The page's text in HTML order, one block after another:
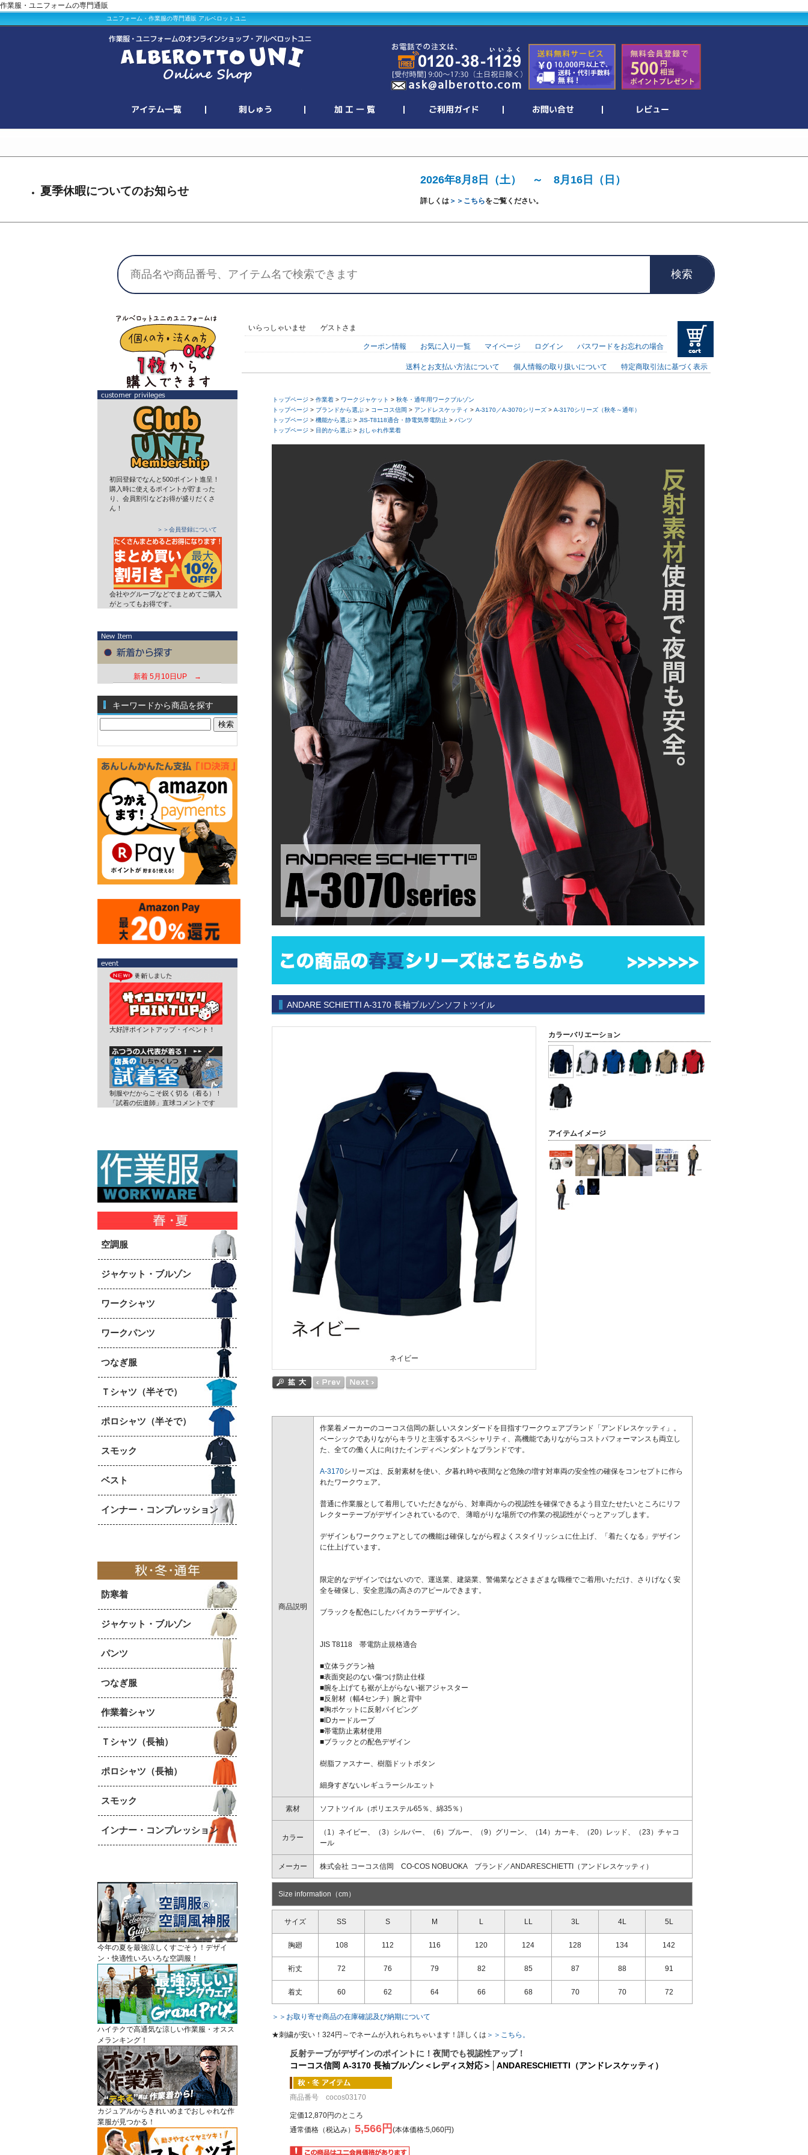
作業服・ユニフォームの専門通販
ユニフォーム・作業服の専門通販 アルベロットユニ
夏季休暇についてのお知らせ
2026年8月8日（土） ～ 8月16日（日）
詳しくは＞＞こちらをご覧ください。
検索
初回登録でなんと500ポイント進呈！
購入時に使えるポイントが貯まった
り、会員割引などお得が盛りだくさ
ん！
＞＞会員登録について
会社やグループなどでまとめてご購入
がとってもお得です。
新着 5月10日UP →
キーワードから商品を探す
大好評ポイントアップ・イベント！
制服やだからこそ鋭く切る（着る）！
「試着の伝道師」直球コメントです
空調服
ジャケット・ブルゾン
ワークシャツ
ワークパンツ
つなぎ服
Ｔシャツ（半そで）
ポロシャツ（半そで）
スモック
ベスト
インナー・コンプレッション
防寒着
ジャケット・ブルゾン
パンツ
つなぎ服
作業着シャツ
Ｔシャツ（長袖）
ポロシャツ（長袖）
スモック
インナー・コンプレッション
今年の夏を最強涼しくすごそう！デザイ
ン・快適性いろいろな空調服！
ハイテクで高通気な涼しい作業服・オスス
メランキング！
カジュアルからきれいめまでおしゃれな作
業服が見つかる！
いらっしゃいませ ゲストさま
クーポン情報 お気に入り一覧 マイページ ログイン パスワードをお忘れの場合
送料とお支払い方法について 個人情報の取り扱いについて 特定商取引法に基づく表示
トップページ > 作業着 > ワークジャケット > 秋冬・通年用ワークブルゾン
トップページ > ブランドから選ぶ > コーコス信岡 > アンドレスケッティ > A-3170／A-3070シリーズ > A-3170シリーズ（秋冬～通年）
トップページ > 機能から選ぶ > JIS-T8118適合・静電気帯電防止 > パンツ
トップページ > 目的から選ぶ > おしゃれ作業着
ANDARE SCHIETTI A-3170 長袖ブルゾンソフトツイル
カラーバリエーション
アイテムイメージ
ネイビー
商品説明
作業着メーカーのコーコス信岡の新しいスタンダードを目指すワークウェアブランド「アンドレスケッティ」。
ベーシックでありながらキラリと主張するスペシャリティ、高機能でありながらコストパフォーマンスも両立し
た、全ての働く人に向けたインディペンダントなブランドです。
A-3170シリーズは、反射素材を使い、夕暮れ時や夜間など危険の増す対車両の安全性の確保をコンセプトに作ら
れたワークウェア。
普通に作業服として着用していただきながら、対車両からの視認性を確保できるよう目立たせたいところにリフ
レクターテープがデザインされているので、 薄暗がりな場所での作業の視認性がぐっとアップします。
デザインもワークウェアとしての機能は確保しながら程よくスタイリッシュに仕上げ、「着たくなる」デザイン
に仕上げています。
限定的なデザインではないので、運送業、建築業、警備業などさまざまな職種でご着用いただけ、さりげなく安
全を確保し、安全意識の高さのアピールできます。
ブラックを配色にしたバイカラーデザイン。
JIS T8118 帯電防止規格適合
■立体ラグラン袖
■表面突起のない傷つけ防止仕様
■腕を上げても裾が上がらない裾アジャスター
■反射材（幅4センチ）腕と背中
■胸ポケットに反射パイピング
■IDカードループ
■帯電防止素材使用
■ブラックとの配色デザイン
樹脂ファスナー、樹脂ドットボタン
細身すぎないレギュラーシルエット
素材 ソフトツイル（ポリエステル65％、綿35％）
カラー
（1）ネイビー、（3）シルバー、（6）ブルー、（9）グリーン、（14）カーキ、（20）レッド、（23）チャコ
ール
メーカー 株式会社 コーコス信岡 CO-COS NOBUOKA ブランド／ANDARESCHIETTI（アンドレスケッティ）
Size information（cm）
サイズ SS S M L LL 3L 4L 5L
胸廻 108 112 116 120 124 128 134 142
裄丈 72 76 79 82 85 87 88 91
着丈 60 62 64 66 68 70 70 72
＞＞お取り寄せ商品の在庫確認及び納期について
★刺繍が安い！324円～でネームが入れられちゃいます！詳しくは ＞＞こちら。
反射テープがデザインのポイントに！夜間でも視認性アップ！
コーコス信岡 A-3170 長袖ブルゾン＜レディス対応＞│ANDARESCHIETTI（アンドレスケッティ）
商品番号 cocos03170
定価12,870円のところ
通常価格（税込み） 5,566円 (本体価格:5,060円)